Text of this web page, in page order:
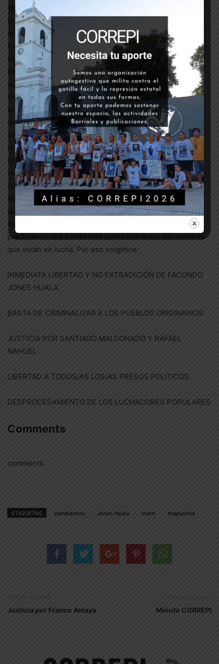
de las personas, es decir si Facundo hubiera estado
presente lo habrían absuelto porque no pudieron probar
que los acusados hayan participado del incendio.
Esto demuestra la ilegitimidad de este juicio, en donde no
se lo acusa por razones judiciales sino por la lucha que
lleva adelante el pueblo mapuche, y que Facundo en
nuestro país es el blanco del poder político, judicial y de
los medios de comunicación hegemónicos para construir
un nuevo enemigo interno y avanzar sobre nuestros
derechos. Para esto se criminaliza a los que luchan por
una vida digna mientras se les otorga impunidad a los
represores de ayer y hoy.
Como dijo Facundo Jones Huala en la entrevista que le
realizó Revista Cítrica “Los que están gobernando, hoy en
día, son personas que han construido su riqueza a costa
de nuestro sudor y de nuestra sangre” y la única manera
que nosotros y nosotras tenemos de enfrentarlo es
fortaleciendo la unidad de acción en las calles y
practicando una solidaridad activa con todos los sectores
que están en lucha. Por eso exigimos:
INMEDIATA LIBERTAD Y NO EXTRADICIÓN DE FACUNDO
JONES HUALA
BASTA DE CRIMINALIZAR A LOS PUEBLOS ORIGINARIOS
JUSTICIA POR SANTIAGO MALDONADO Y RAFAEL
NAHUEL
LIBERTAD A TODOS/AS LOS/AS PRESOS POLITICOS
DESPROCESAMIENTO DE LOS LUCHADORES POPULARES
Comments
comments
ETIQUETAS cambiemos Jones Huala macri mapuches
Artículo anterior
Justicia por Franco Amaya
Artículo siguiente
Minuto CORREPI